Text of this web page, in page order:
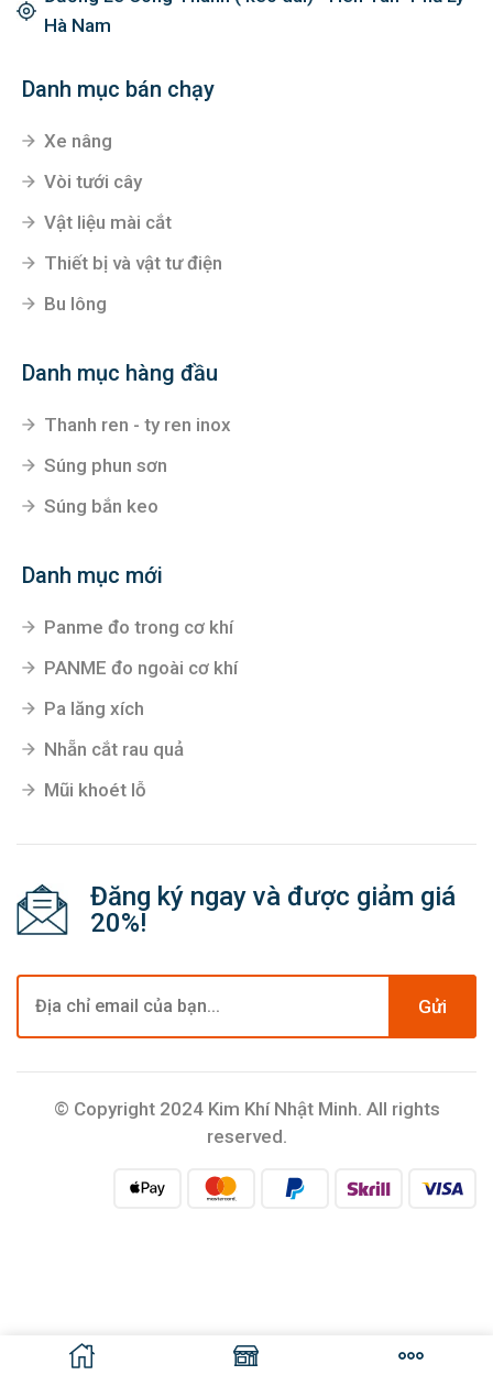
Hà Nam
Danh mục bán chạy
Xe nâng
Vòi tưới cây
Vật liệu mài cắt
Thiết bị và vật tư điện
Bu lông
Danh mục hàng đầu
Thanh ren - ty ren inox
Súng phun sơn
Súng bắn keo
Danh mục mới
Panme đo trong cơ khí
PANME đo ngoài cơ khí
Pa lăng xích
Nhẵn cắt rau quả
Mũi khoét lỗ
Đăng ký ngay và được giảm giá
20%!
Gửi
© Copyright 2024 Kim Khí Nhật Minh. All rights
reserved.